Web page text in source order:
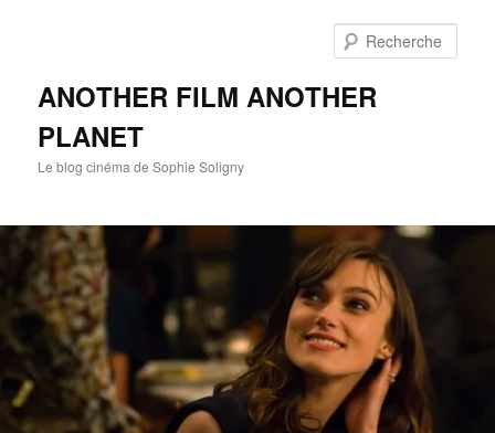
ANOTHER FILM ANOTHER
PLANET
Le blog cinéma de Sophie Soligny